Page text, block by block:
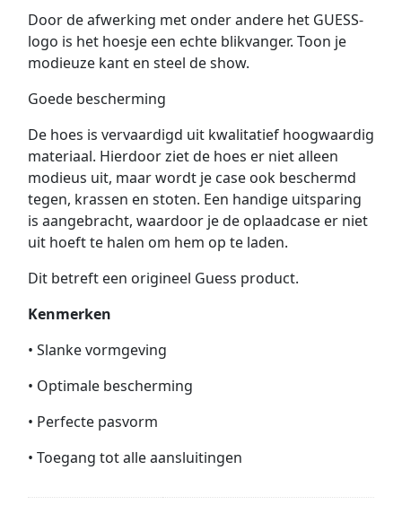
Door de afwerking met onder andere het GUESS-
logo is het hoesje een echte blikvanger. Toon je
modieuze kant en steel de show.
Goede bescherming
De hoes is vervaardigd uit kwalitatief hoogwaardig
materiaal. Hierdoor ziet de hoes er niet alleen
modieus uit, maar wordt je case ook beschermd
tegen, krassen en stoten. Een handige uitsparing
is aangebracht, waardoor je de oplaadcase er niet
uit hoeft te halen om hem op te laden.
Dit betreft een origineel Guess product.
Kenmerken
• Slanke vormgeving
• Optimale bescherming
• Perfecte pasvorm
• Toegang tot alle aansluitingen